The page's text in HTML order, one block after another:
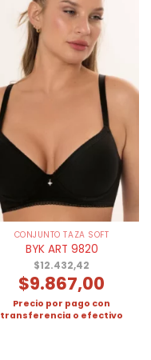
CONJUNTO TAZA SOFT
BYK ART 9820
$12.432,42
$9.867,00
Precio por pago con
transferencia o efectivo